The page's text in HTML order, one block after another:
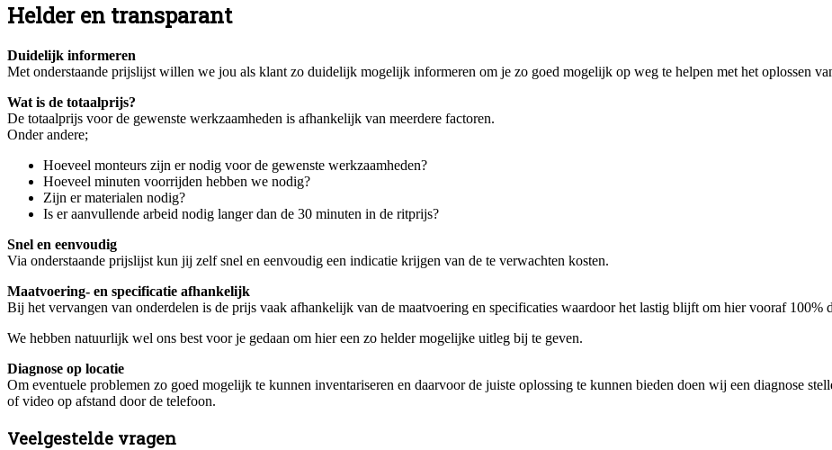
Helder en transparant
Duidelijk informeren
Met onderstaande prijslijst willen we jou als klant zo duidelijk mogelijk informeren om je zo goed mogelijk op weg te helpen met het oplossen
Wat is de totaalprijs?
De totaalprijs voor de gewenste werkzaamheden is afhankelijk van meerdere factoren.
Onder andere;
Hoeveel monteurs zijn er nodig voor de gewenste werkzaamheden?
Hoeveel minuten voorrijden hebben we nodig?
Zijn er materialen nodig?
Is er aanvullende arbeid nodig langer dan de 30 minuten in de ritprijs?
Snel en eenvoudig
Via onderstaande prijslijst kun jij zelf snel en eenvoudig een indicatie krijgen van de te verwachten kosten.
Maatvoering- en specificatie afhankelijk
Bij het vervangen van onderdelen is de prijs vaak afhankelijk van de maatvoering en specificaties waardoor het lastig blijft om hier vooraf 100%
We hebben natuurlijk wel ons best voor je gedaan om hier een zo helder mogelijke uitleg bij te geven.
Diagnose op locatie
Om eventuele problemen zo goed mogelijk te kunnen inventariseren en daarvoor de juiste oplossing te kunnen bieden doen wij een diagnose
of video op afstand door de telefoon.
Veelgestelde vragen